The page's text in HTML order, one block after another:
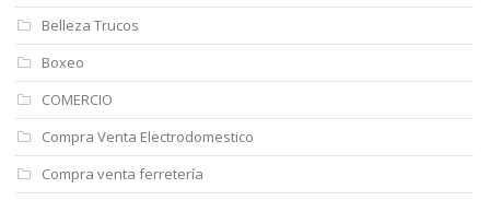
Belleza Trucos
Boxeo
COMERCIO
Compra Venta Electrodomestico
Compra venta ferretería